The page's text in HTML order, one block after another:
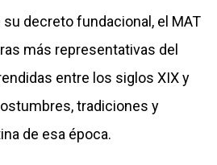
decreto fundacional, el MAT
más representativas del
entre los siglos XIX y
tradiciones y
de esa época.